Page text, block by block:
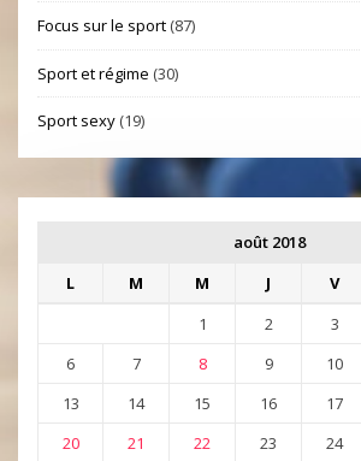
Focus sur le sport (87)
Sport et régime (30)
Sport sexy (19)
août 2018
L
M M J V
1
2 3
6
7 8 9 10
13
14 15 16 17
20
21 22 23 24